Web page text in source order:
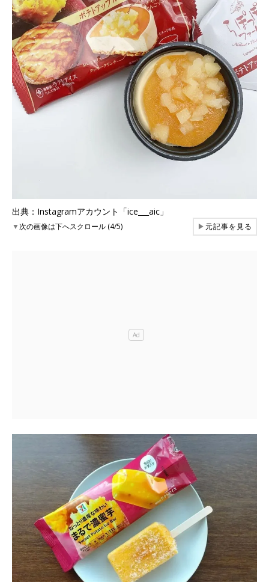
出典：Instagramアカウント「ice___aic」
▼次の画像は下へスクロール (4/5) ▶元記事を見る